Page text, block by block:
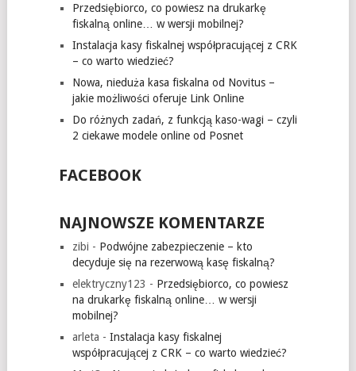
Przedsiębiorco, co powiesz na drukarkę
fiskalną online… w wersji mobilnej?
Instalacja kasy fiskalnej współpracującej z CRK
– co warto wiedzieć?
Nowa, nieduża kasa fiskalna od Novitus –
jakie możliwości oferuje Link Online
Do różnych zadań, z funkcją kaso-wagi – czyli
2 ciekawe modele online od Posnet
FACEBOOK
NAJNOWSZE KOMENTARZE
zibi - Podwójne zabezpieczenie – kto
decyduje się na rezerwową kasę fiskalną?
elektryczny123 - Przedsiębiorco, co powiesz
na drukarkę fiskalną online… w wersji
mobilnej?
arleta - Instalacja kasy fiskalnej
współpracującej z CRK – co warto wiedzieć?